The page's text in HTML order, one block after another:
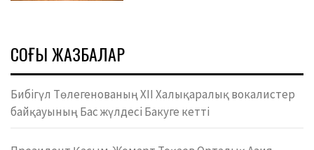
СОҢҒЫ ЖАЗБАЛАР
Бибігүл Төлегенованың ХІІ Халықаралық вокалистер
байқауының Бас жүлдесі Бакуге кетті